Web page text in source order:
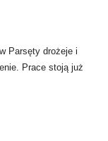
Parsęty drożeje i
Prace stoją już